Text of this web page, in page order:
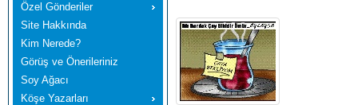
Özel Gönderiler
Site Hakkında
Kim Nerede?
Görüş ve Önerileriniz
Soy Ağacı
Köşe Yazarları